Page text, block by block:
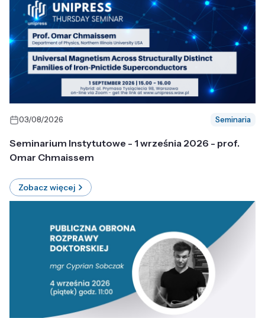
03/08/2026 Seminaria
Seminarium Instytutowe - 1 września 2026 - prof.
Omar Chmaissem
Zobacz więcej